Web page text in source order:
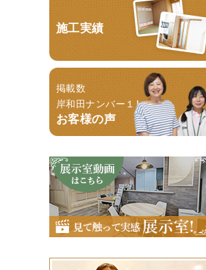
施工実績
掲載数
岸和田ナンバー１！
お客様の声